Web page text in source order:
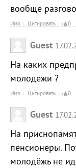
вообще
Имя Цитировать 0
Guest
На каких
молодежи ?
Имя Цитировать 0
Guest
На
пенсионеры.
молодёжь не